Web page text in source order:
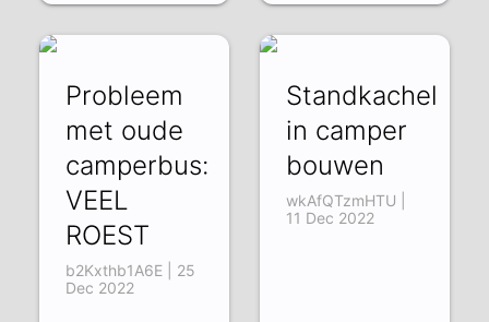
Probleem
met oude
camperbus:
VEEL
ROEST
b2Kxthb1A6E | 25
Dec 2022
Standkachel
in camper
bouwen
wkAfQTzmHTU |
11 Dec 2022